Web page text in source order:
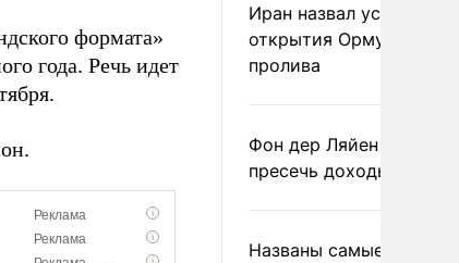
формата»
года. Речь идет
Иран назвал условие
открытия Ормузского
пролива
Фон дер Ляйен
пресечь доходы России
Названы самые